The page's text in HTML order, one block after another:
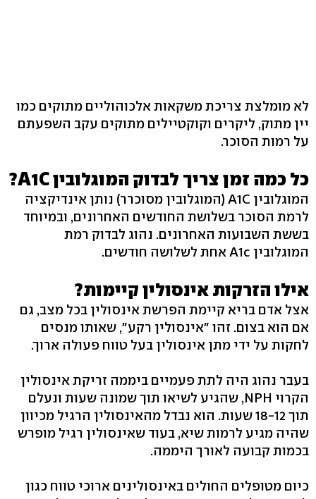
לא מומלצת צריכת משקאות אלכוהוליים מתוקים כמו
יין מתוק, ליקרים וקוקטיילים מתוקים עקב השפעתם
על רמות הסוכר.
כל כמה זמן צריך לבדוק המוגלובין A1C?
המוגלובין A1C (המוגלובין מסוכרר) נותן אינדיקציה
לרמת הסוכר בשלושת החודשים האחרונים, ובמיוחד
בששת השבועות האחרונים. נהוג לבדוק רמת
המוגלובין A1c אחת לשלושה חודשים.
אילו הזרקות אינסולין קיימות?
אצל אדם בריא קיימת הפרשת אינסולין בכל מצב, גם
אם הוא בצום. זהו "אינסולין רקע", שאותו מנסים
לחקות על ידי מתן אינסולין בעל טווח פעולה ארוך.
בעבר נהוג היה לתת פעמיים ביממה זריקת אינסולין
הקרוי NPH, שהגיע לשיאו תוך שמונה שעות ונעלם
תוך 18-12 שעות. הוא נבדל מהאינסולין הרגיל מכיוון
שהיה מגיע לרמות שיא, בעוד שאינסולין רגיל מופרש
בכמות קבועה לאורך היממה.
כיום מטופלים החולים באינסולינים ארוכי טווח כגון